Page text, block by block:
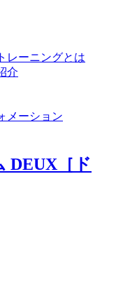
レーニングとは
介
メーション